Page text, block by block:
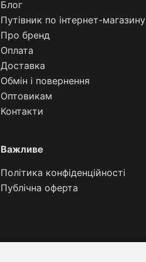
Блог
Путівник по інтернет-магазину
Про бренд
Оплата
Доставка
Обмін і повернення
Оптовикам
Контакти
Важливе
Політика конфіденційності
Публічна ‌оферта